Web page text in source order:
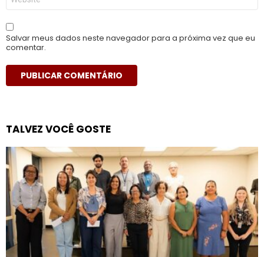
Salvar meus dados neste navegador para a próxima vez que eu
comentar.
TALVEZ VOCÊ GOSTE